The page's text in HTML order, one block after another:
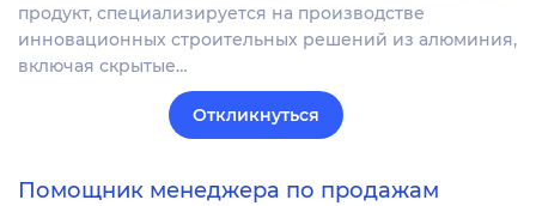
продукт, специализируется на производстве
инновационных строительных решений из алюминия,
включая скрытые…
Откликнуться
Помощник менеджера по продажам